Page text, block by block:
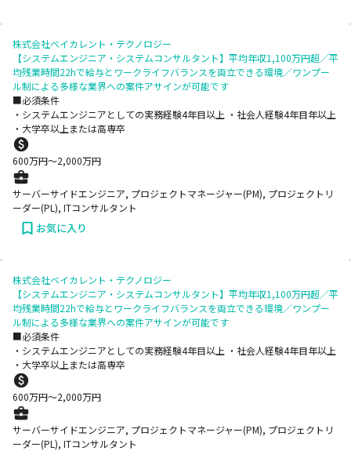
株式会社ベイカレント・テクノロジー
【システムエンジニア・システムコンサルタント】平均年収1,100万円超／平
均残業時間22hで給与とワークライフバランスを両立できる環境／ワンプー
ル制による多様な業界への案件アサインが可能です
■必須条件
・システムエンジニアとしての実務経験4年目以上 ・社会人経験4年目年以上
・大学卒以上または高専卒
600万円〜2,000万円
サーバーサイドエンジニア, プロジェクトマネージャー(PM), プロジェクトリ
ーダー(PL), ITコンサルタント
お気に入り
株式会社ベイカレント・テクノロジー
【システムエンジニア・システムコンサルタント】平均年収1,100万円超／平
均残業時間22hで給与とワークライフバランスを両立できる環境／ワンプー
ル制による多様な業界への案件アサインが可能です
■必須条件
・システムエンジニアとしての実務経験4年目以上 ・社会人経験4年目年以上
・大学卒以上または高専卒
600万円〜2,000万円
サーバーサイドエンジニア, プロジェクトマネージャー(PM), プロジェクトリ
ーダー(PL), ITコンサルタント